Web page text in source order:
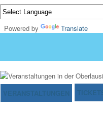
Powered by Translate
VERANSTALTUNGEN TICKETS